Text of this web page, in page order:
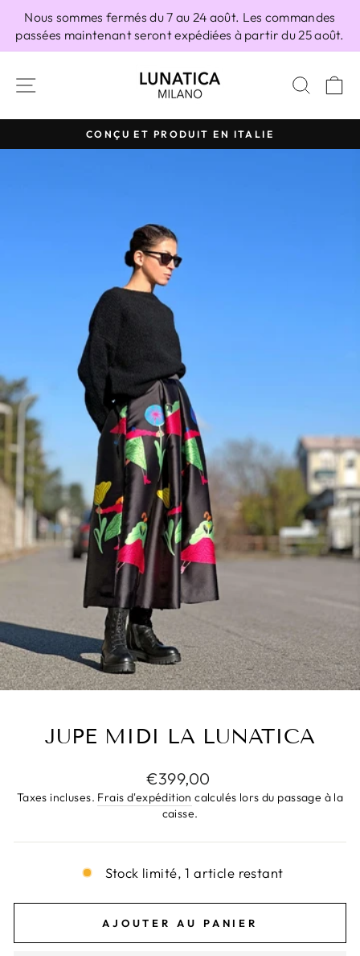
contenu
Nous sommes fermés du 7 au 24 août. Les commandes
passées maintenant seront expédiées à partir du 25 août.
Diaporama
CONÇU ET PRODUIT EN ITALIE
JUPE MIDI LA LUNATICA
Prix
régulier
€399,00
Taxes incluses. Frais d'expédition calculés lors du passage à la
caisse.
Stock limité, 1 article restant
AJOUTER AU PANIER